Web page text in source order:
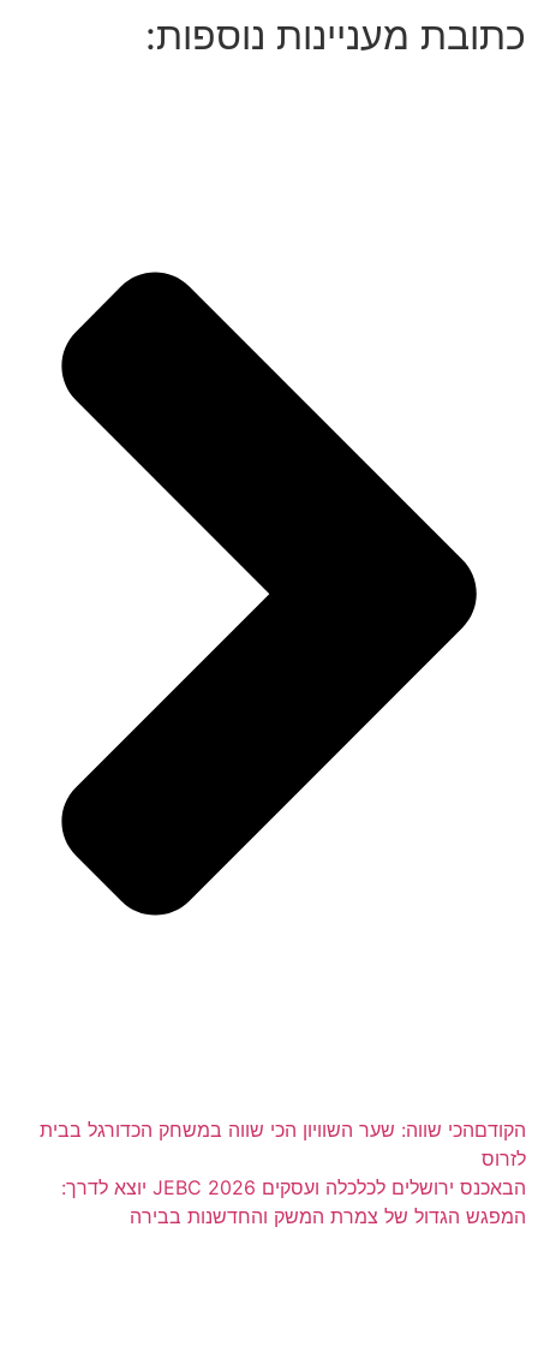
כתובת מעניינות נוספות:
הקודםהכי שווה: שער השוויון הכי שווה במשחק הכדורגל בבית
לזרוס
הבא
כנס ירושלים לכלכלה ועסקים JEBC 2026 יוצא לדרך:
המפגש הגדול של צמרת המשק והחדשנות בבירה